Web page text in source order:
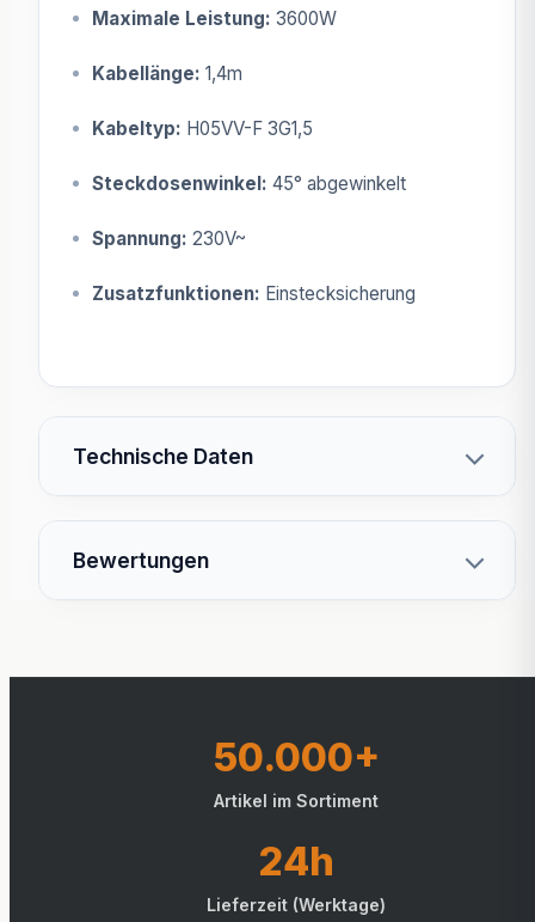
Maximale Leistung: 3600W
Kabellänge: 1,4m
Kabeltyp: H05VV-F 3G1,5
Steckdosenwinkel: 45° abgewinkelt
Spannung: 230V~
Zusatzfunktionen: Einstecksicherung
Technische Daten
Bewertungen
50.000+
Artikel im Sortiment
24h
Lieferzeit (Werktage)